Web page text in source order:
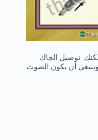
توصيل الجاك
وينبغي أن يكون الصوت